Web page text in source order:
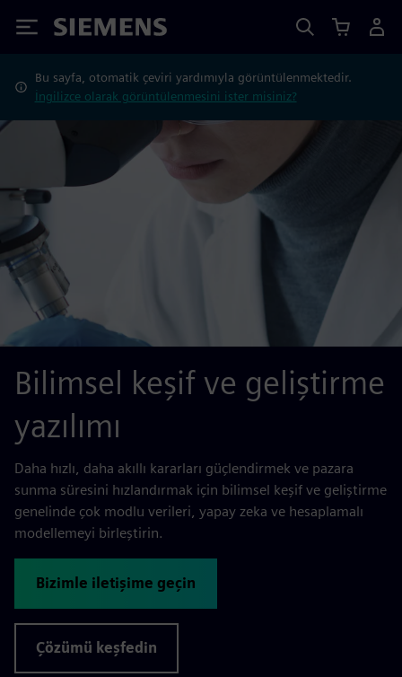
Siemens
Bu sayfa, otomatik çeviri yardımıyla görüntülenmektedir.
İngilizce olarak görüntülenmesini ister misiniz?
Bilimsel keşif ve geliştirme
yazılımı
Daha hızlı, daha akıllı kararları güçlendirmek ve pazara
sunma süresini hızlandırmak için bilimsel keşif ve geliştirme
genelinde çok modlu verileri, yapay zeka ve hesaplamalı
modellemeyi birleştirin.
Bizimle iletişime geçin
Çözümü keşfedin